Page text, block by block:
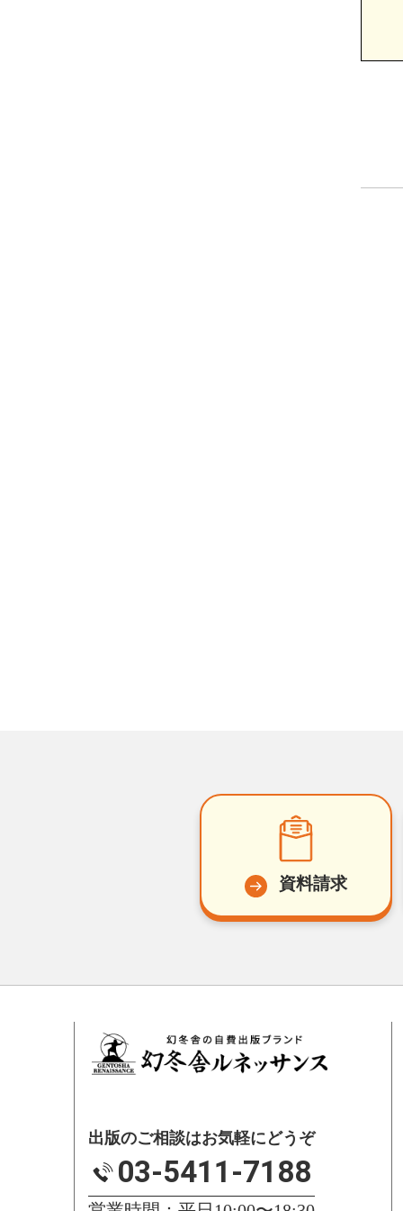
資料請求
出版のご相談はお気軽にどうぞ
03-5411-7188